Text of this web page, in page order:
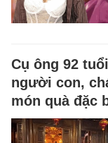
Cụ ông 92
người con,
món quà đặc